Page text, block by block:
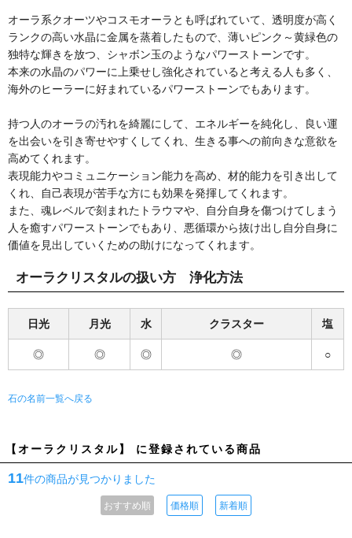
オーラ系クオーツやコスモオーラとも呼ばれていて、透明度が高く
ランクの高い水晶に金属を蒸着したもので、薄いピンク～黄緑色の
独特な輝きを放つ、シャボン玉のようなパワーストーンです。
本来の水晶のパワーに上乗せし強化されていると考える人も多く、
海外のヒーラーに好まれているパワーストーンでもあります。
持つ人のオーラの汚れを綺麗にして、エネルギーを純化し、良い運
を出会いを引き寄せやすくしてくれ、生きる事への前向きな意欲を
高めてくれます。
表現能力やコミュニケーション能力を高め、材的能力を引き出して
くれ、自己表現が苦手な方にも効果を発揮してくれます。
また、魂レベルで刻まれたトラウマや、自分自身を傷つけてしまう
人を癒すパワーストーンでもあり、悪循環から抜け出し自分自身に
価値を見出していくための助けになってくれます。
オーラクリスタルの扱い方 浄化方法
日光 月光 水 クラスター 塩
◎ ◎ ◎ ◎ ○
石の名前一覧へ戻る
【オーラクリスタル】 に登録されている商品
11件の商品が見つかりました
おすすめ順 価格順 新着順